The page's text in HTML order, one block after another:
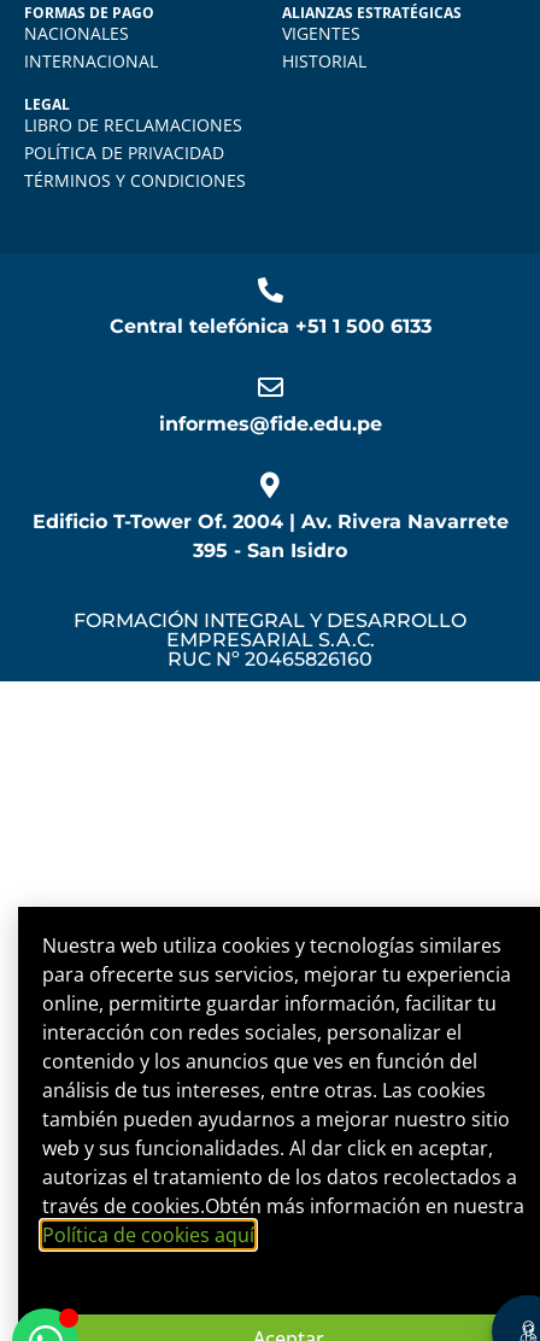
FORMAS DE PAGO
NACIONALES
INTERNACIONAL
ALIANZAS ESTRATÉGICAS
VIGENTES
HISTORIAL
LEGAL
LIBRO DE RECLAMACIONES
POLÍTICA DE PRIVACIDAD
TÉRMINOS Y CONDICIONES
Central telefónica +51 1 500 6133
informes@fide.edu.pe
Edificio T-Tower Of. 2004 | Av. Rivera Navarrete
395 - San Isidro
FORMACIÓN INTEGRAL Y DESARROLLO
EMPRESARIAL S.A.C.
RUC Nº 20465826160
Nuestra web utiliza cookies y tecnologías similares
para ofrecerte sus servicios, mejorar tu experiencia
online, permitirte guardar información, facilitar tu
interacción con redes sociales, personalizar el
contenido y los anuncios que ves en función del
análisis de tus intereses, entre otras. Las cookies
también pueden ayudarnos a mejorar nuestro sitio
web y sus funcionalidades. Al dar click en aceptar,
autorizas el tratamiento de los datos recolectados a
través de cookies.Obtén más información en nuestra
Política de cookies aquí